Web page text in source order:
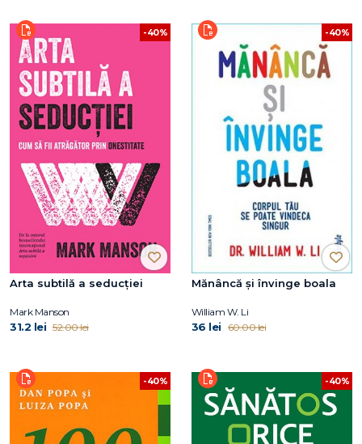
-40%
Arta subtilă a seducţiei
Mark Manson
31.2 lei 52.00 lei
-40%
Mănâncă și învinge boala
William W. Li
36 lei 60.00 lei
-40% -40%